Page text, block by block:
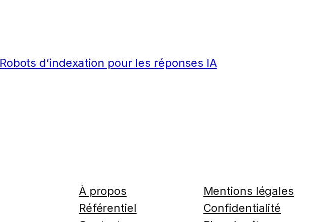
Robots d’indexation pour les réponses IA
À propos
Référentiel
Mentions légales
Confidentialité